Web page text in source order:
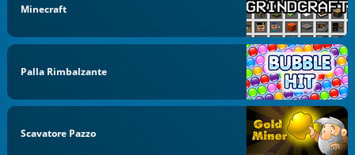
Minecraft
Palla Rimbalzante
Scavatore Pazzo